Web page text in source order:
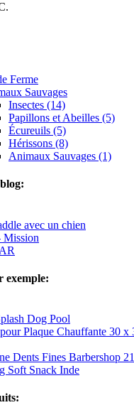
Ferme
Sauvages
Insectes (14)
Papillons et Abeilles (5)
Écureuils (5)
Hérissons (8)
Animaux Sauvages (1)
avec un chien
Mission
exemple:
Dog Pool
Plaque Chauffante 30 x
Dents Fines Barbershop
Soft Snack Inde